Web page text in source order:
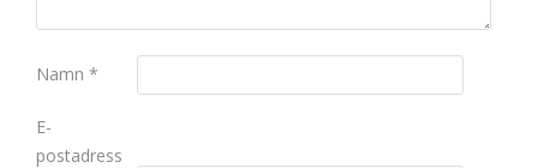
Namn *
E-
postadress